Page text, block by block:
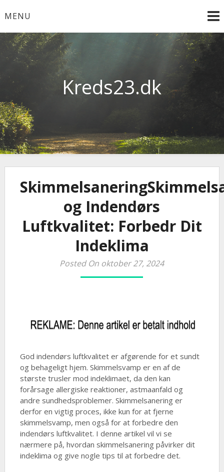
toMENU
Kreds23.dk
og Indendørs
Luftkvalitet: Forbedr Dit
Indeklima
Posted On oktober 27, 2024
God indendørs luftkvalitet er afgørende for et sundt
og behageligt hjem. Skimmelsvamp er en af de
største trusler mod indeklimaet, da den kan
forårsage allergiske reaktioner, astmaanfald og
andre sundhedsproblemer. Skimmelsanering er
derfor en vigtig proces, ikke kun for at fjerne
skimmelsvamp, men også for at forbedre den
indendørs luftkvalitet. I denne artikel vil vi se
nærmere på, hvordan skimmelsanering påvirker dit
indeklima og give nogle tips til at forbedre det.